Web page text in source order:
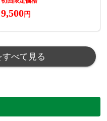
3本セット 送料無料 タレ付き 山
椒別売り ウナギ 鰻 お取り寄せ
グルメ 土用丑 冷凍 保存食 長焼
9,500円
べて見る